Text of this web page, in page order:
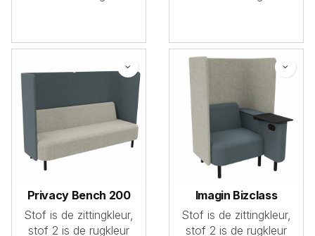
Privacy Bench 200
Stof is de zittingkleur,
stof 2 is de rugkleur
Imagin Bizclass
Stof is de zittingkleur,
stof 2 is de rugkleur